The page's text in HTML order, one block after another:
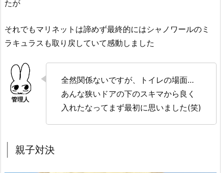
たが
それでもマリネットは諦めず最終的にはシャノワールのミ
ラキュラスも取り戻していて感動しました
全然関係ないですが、トイレの場面…
あんな狭いドアの下のスキマから良く
入れたなってまず最初に思いました(笑)
親子対決